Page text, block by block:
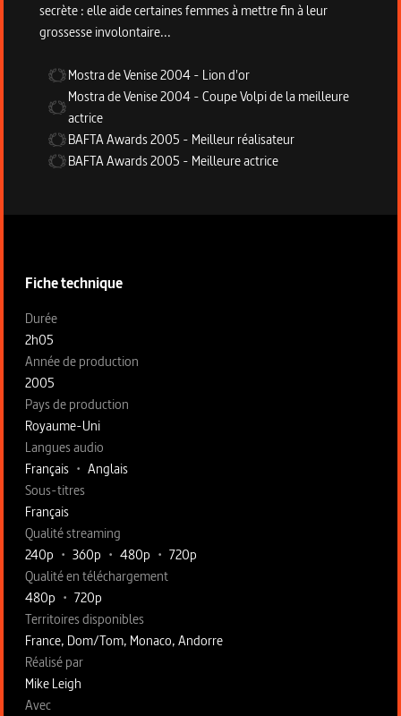
secrète : elle aide certaines femmes à mettre fin à leur
grossesse involontaire...
Mostra de Venise2004- Lion d'or
Mostra de Venise2004-Coupe Volpi de la meilleure
actrice
BAFTA Awards2005 - Meilleur réalisateur
BAFTA Awards2005 - Meilleure actrice
Fiche technique
Fiche technique section gauche
Durée
2h05
Année de production
2005
Pays de production
Royaume-Uni
Langues audio
Français • Anglais
Sous-titres
Français
Qualité streaming
240p • 360p • 480p • 720p
Qualité en téléchargement
480p • 720p
Territoires disponibles
France, Dom/Tom, Monaco, Andorre
Fiche technique section droite
Réalisé par
Mike Leigh
Avec